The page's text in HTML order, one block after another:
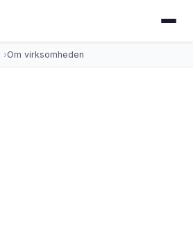
Om virksomheden